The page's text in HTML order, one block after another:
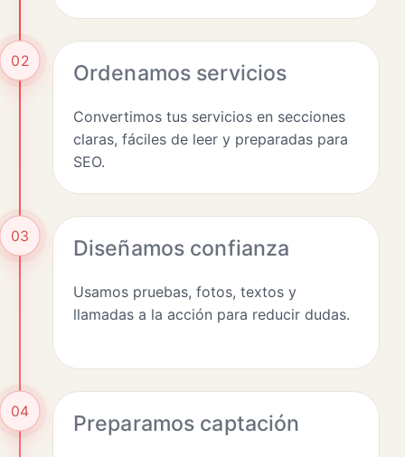
02 Ordenamos servicios
Convertimos tus servicios en secciones
claras, fáciles de leer y preparadas para
SEO.
03 Diseñamos confianza
Usamos pruebas, fotos, textos y
llamadas a la acción para reducir dudas.
04 Preparamos captación